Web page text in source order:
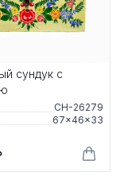
сундук с
СН-26279
67×46×33